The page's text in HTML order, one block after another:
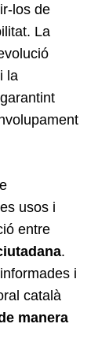
los de
La
la
usos i
entre
.
i
català
manera